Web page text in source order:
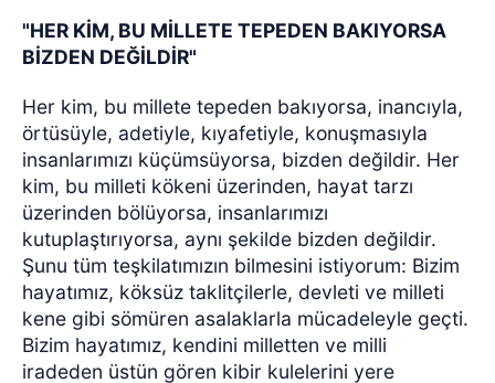
"HER KİM, BU MİLLETE TEPEDEN BAKIYORSA
BİZDEN DEĞİLDİR"
Her kim, bu millete tepeden bakıyorsa, inancıyla,
örtüsüyle, adetiyle, kıyafetiyle, konuşmasıyla
insanlarımızı küçümsüyorsa, bizden değildir. Her
kim, bu milleti kökeni üzerinden, hayat tarzı
üzerinden bölüyorsa, insanlarımızı
kutuplaştırıyorsa, aynı şekilde bizden değildir.
Şunu tüm teşkilatımızın bilmesini istiyorum: Bizim
hayatımız, köksüz taklitçilerle, devleti ve milleti
kene gibi sömüren asalaklarla mücadeleyle geçti.
Bizim hayatımız, kendini milletten ve milli
iradeden üstün gören kibir kulelerini yere